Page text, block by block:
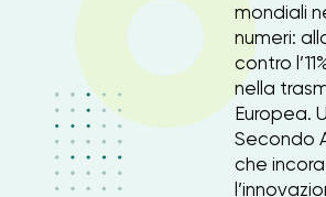
mondiali
numeri:
contro
nella
Europea.
Secondo
che